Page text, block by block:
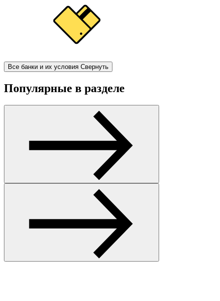
Все банки и их условия Свернуть
Популярные в разделе